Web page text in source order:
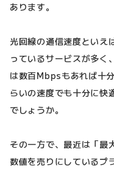
あります。
光回線の通信速度とい
っているサービスが多く
は数百Mbpsもあれば十
らいの速度でも十分に快
でしょうか。
その一方で、最近は「
数値を売りにしているプ